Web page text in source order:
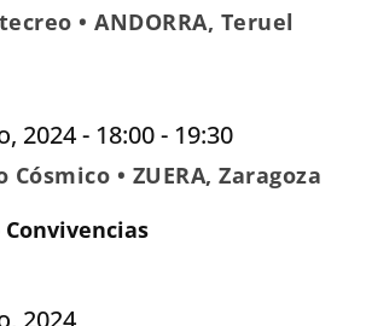
• ANDORRA, Teruel
2024 - 18:00- 19:30
Cósmico • ZUERA, Zaragoza
2024